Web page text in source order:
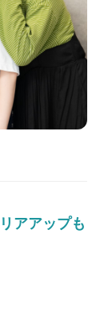
アアップも